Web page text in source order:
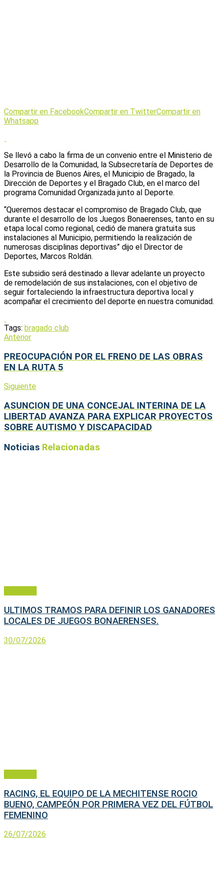
Compartir en FacebookCompartir en TwitterCompartir en
Whatsapp
Se llevó a cabo la firma de un convenio entre el Ministerio de
Desarrollo de la Comunidad, la Subsecretaría de Deportes de
la Provincia de Buenos Aires, el Municipio de Bragado, la
Dirección de Deportes y el Bragado Club, en el marco del
programa Comunidad Organizada junto al Deporte.
“Queremos destacar el compromiso de Bragado Club, que
durante el desarrollo de los Juegos Bonaerenses, tanto en su
etapa local como regional, cedió de manera gratuita sus
instalaciones al Municipio, permitiendo la realización de
numerosas disciplinas deportivas” dijo el Director de
Deportes, Marcos Roldán.
Este subsidio será destinado a llevar adelante un proyecto
de remodelación de sus instalaciones, con el objetivo de
seguir fortaleciendo la infraestructura deportiva local y
acompañar el crecimiento del deporte en nuestra comunidad.
Tags: bragado club
Anterior
PREOCUPACIÓN POR EL FRENO DE LAS OBRAS
EN LA RUTA 5
Siguiente
ASUNCION DE UNA CONCEJAL INTERINA DE LA
LIBERTAD AVANZA PARA EXPLICAR PROYECTOS
SOBRE AUTISMO Y DISCAPACIDAD
Noticias Relacionadas
ULTIMOS TRAMOS PARA DEFINIR LOS GANADORES
LOCALES DE JUEGOS BONAERENSES.
30/07/2026
RACING, EL EQUIPO DE LA MECHITENSE ROCIO
BUENO, CAMPEÓN POR PRIMERA VEZ DEL FÚTBOL
FEMENINO
26/07/2026